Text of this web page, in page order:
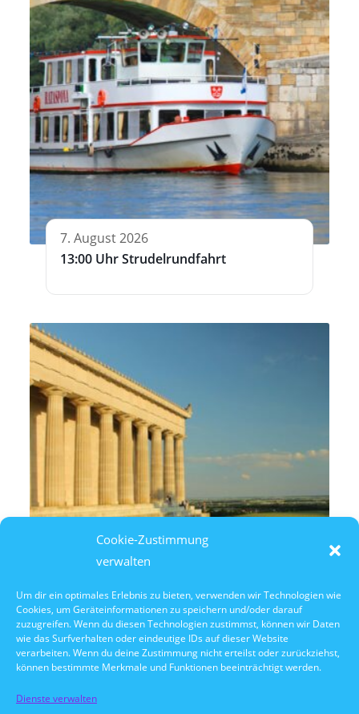
Cookie-Zustimmung
verwalten
Um dir ein optimales Erlebnis zu bieten, verwenden wir Technologien wie
Cookies, um Geräteinformationen zu speichern und/oder darauf
zuzugreifen. Wenn du diesen Technologien zustimmst, können wir Daten
wie das Surfverhalten oder eindeutige IDs auf dieser Website
verarbeiten. Wenn du deine Zustimmung nicht erteilst oder zurückziehst,
können bestimmte Merkmale und Funktionen beeinträchtigt werden.
Dienste verwalten
7. August 2026
13:00 Uhr Strudelrundfahrt
7. August 2026
14:30 Uhr Walhalla Schifffahrt